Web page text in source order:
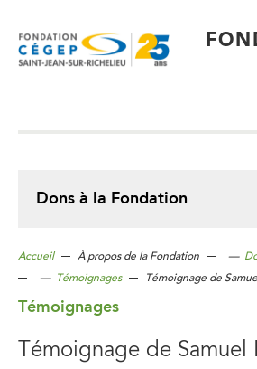
principal
Dons à la Fondation
Accueil À propos de la Fondation —
— Témoignages Témoignage de
Témoignages
Témoignage de Samuel